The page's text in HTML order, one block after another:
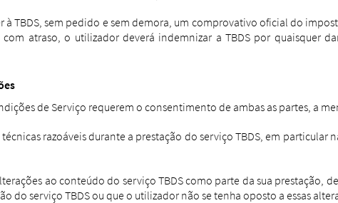
à TBDS, sem pedido e sem demora, um comprovativo oficial do
atraso, o utilizador deverá indemnizar a TBDS por quaisquer
de Serviço requerem o consentimento de ambas as partes, a
razoáveis ​​durante a prestação do serviço TBDS, em
ao conteúdo do serviço TBDS como parte da sua prestação,
do serviço TBDS ou que o utilizador não se tenha oposto a essas